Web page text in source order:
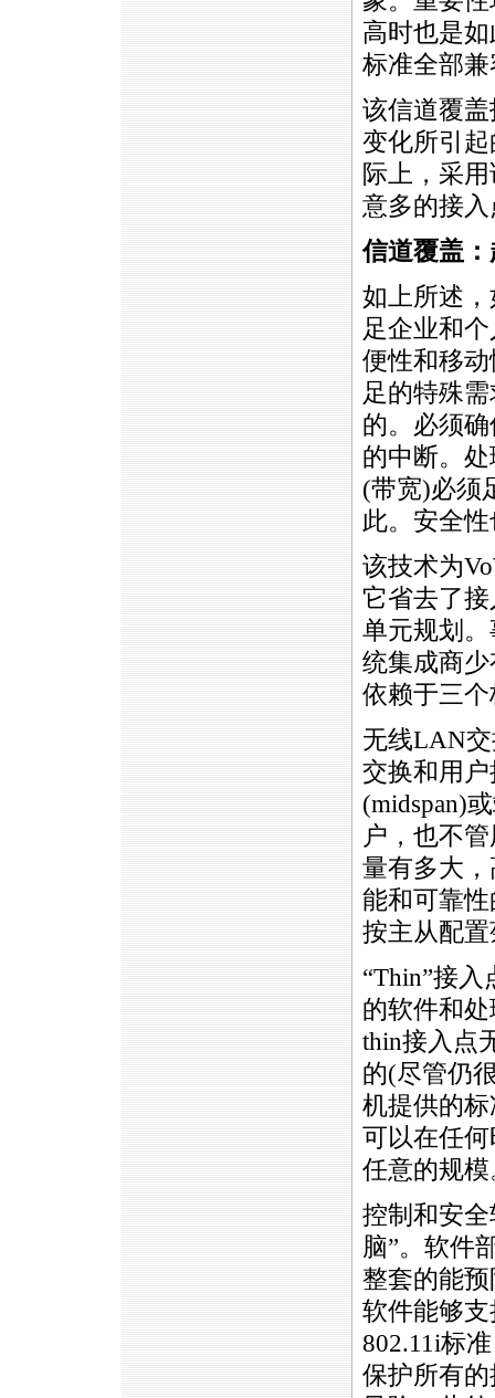
高时也是如
标准全部
该信道覆
变化所引
际上，采
意多的接
信道覆盖
如上所述
足企业和
便性和移
足的特殊
的。必须
的中断。
(带宽)必须
此。安全
该技术为
它省去了
单元规划
统集成商
依赖于三
无线LAN
交换和用
(midspan)
户，也不
量有多大
能和可靠
按主从配
“Thin”接
的软件和
thin接入点
的(尽管仍
机提供的标
可以在任
任意的规模
控制和安
脑”。软件
整套的能
软件能够
802.11i标
保护所有